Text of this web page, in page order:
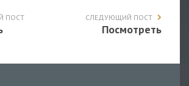
ПОСТ СЛЕДУЮЩИЙ ПОСТ
Посмотреть